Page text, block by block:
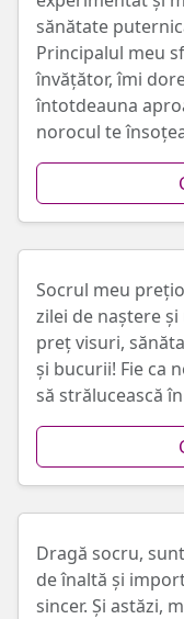
sănătate
Principalul meu
învățător, îmi
întotdeauna
norocul te
Socrul meu
zilei de naștere
preț visuri,
și bucurii! Fie ca
să strălucească
Dragă socru,
de înaltă și
sincer. Și astăzi,